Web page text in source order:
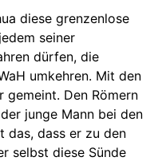
diese grenzenlose
seiner
dürfen, die
umkehren. Mit den
gemeint. Den Römern
junge Mann bei den
das, dass er zu den
selbst diese Sünde